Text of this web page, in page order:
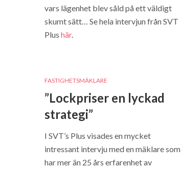
vars lägenhet blev såld på ett väldigt
skumt sätt… Se hela intervjun från SVT
Plus här.
FASTIGHETSMÄKLARE
”Lockpriser en lyckad
strategi”
I SVT’s Plus visades en mycket
intressant intervju med en mäklare som
har mer än 25 års erfarenhet av